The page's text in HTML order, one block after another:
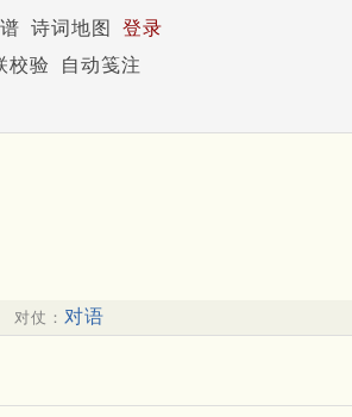
诗词地图
登录
校验
自动笺注
对仗： 对语